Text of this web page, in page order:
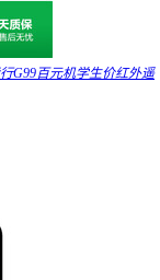
G99百元机学生价红外遥